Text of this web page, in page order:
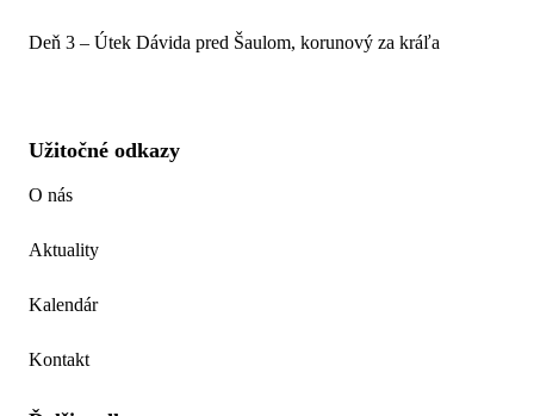
Deň 3 – Útek Dávida pred Šaulom, korunový za kráľa
Užitočné odkazy
O nás
Aktuality
Kalendár
Kontakt